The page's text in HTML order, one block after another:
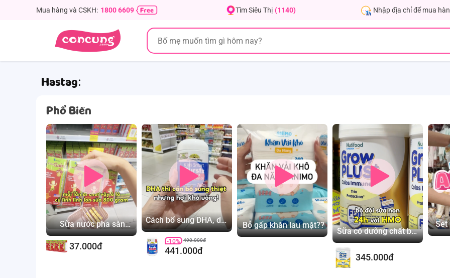
Mua hàng và CSKH: 1800 6609 Tìm Siêu Thị (1140) Nhập địa chỉ để mua
Hastag:
Phổ Biến
Sữa nước pha sẵn
Colos Gain siêu tiện lợi
37.000đ
Cách bổ sung DHA, dầu
cá Omega-3 dễ dàng
cho các bé
-10% 490.000đ
441.000đ
Bỏ gấp khăn lau mặt??
Sữa có dưỡng chất bảo
vệ Immunel từ Mỹ
345.000đ
Set